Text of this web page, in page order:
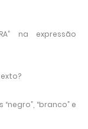
na expressão
“branco” e